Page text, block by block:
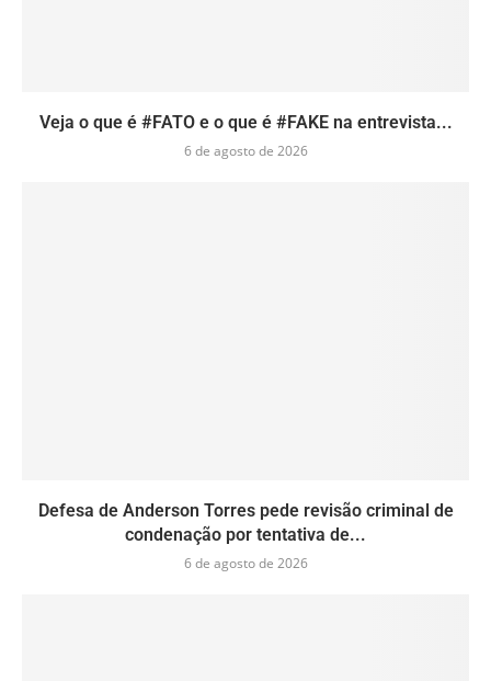
Veja o que é #FATO e o que é #FAKE na entrevista...
6 de agosto de 2026
Defesa de Anderson Torres pede revisão criminal de
condenação por tentativa de...
6 de agosto de 2026